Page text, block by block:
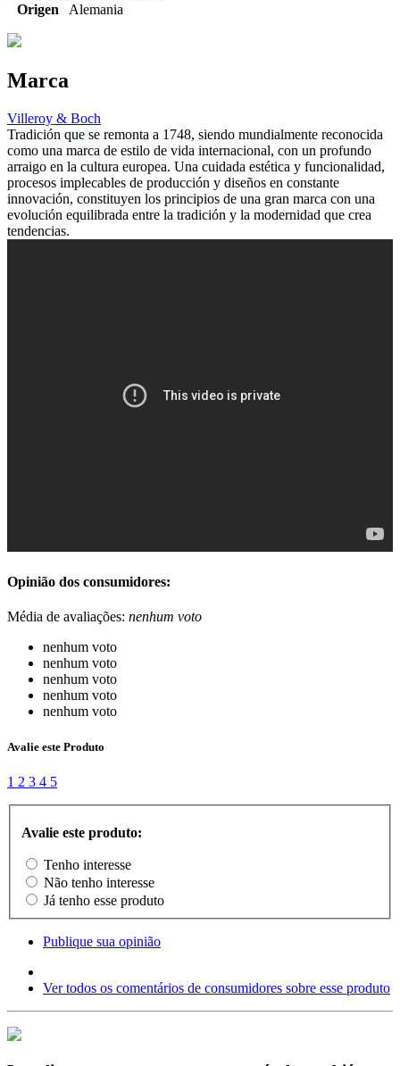
Origen
Alemania
Marca
Villeroy & Boch
Tradición que se remonta a 1748, siendo mundialmente reconocida
como una marca de estilo de vida internacional, con un profundo
arraigo en la cultura europea. Una cuidada estética y funcionalidad,
procesos implecables de producción y diseños en constante
innovación, constituyen los principios de una gran marca con una
evolución equilibrada entre la tradición y la modernidad que crea
tendencias.
Opinião dos consumidores:
Média de avaliações: nenhum voto
nenhum voto
nenhum voto
nenhum voto
nenhum voto
nenhum voto
Avalie este Produto
1 2 3 4 5
Avalie este produto:
Tenho interesse
Não tenho interesse
Já tenho esse produto
Publique sua opinião
Ver todos os comentários de consumidores sobre esse produto